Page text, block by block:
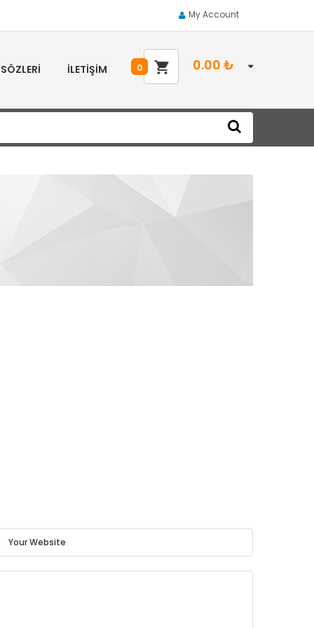
My Account
İLETIŞIM 0.00 ₺
0